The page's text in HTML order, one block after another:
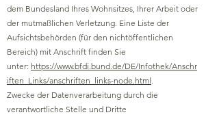
dem Bundesland Ihres Wohnsitzes, Ihrer Arbeit oder
der mutmaßlichen Verletzung. Eine Liste der
Aufsichtsbehörden (für den nichtöffentlichen
Bereich) mit Anschrift finden Sie
unter: https://www.bfdi.bund.de/DE/Infothek/Anschr
iften_Links/anschriften_links-node.html.
Zwecke der Datenverarbeitung durch die
verantwortliche Stelle und Dritte